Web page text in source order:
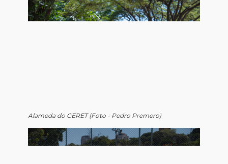
Alameda do CERET (Foto - Pedro Premero)